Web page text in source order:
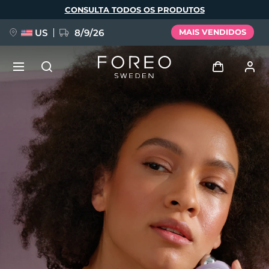
principal
CONSULTA TODOS OS PRODUTOS
US 8/9/26 MAIS VENDIDOS
Perfil de usuário
Meus aparelhos
Meus pedidos
Meus endereços
As minhas subscrições
NOVIDADE
FAQ™ Pure Beauty-Tech Elixir
BREAKING NEWS
issa™ Teeth Whitening Set
Idioma
English Deutsch
Español
Français
Italiano
Português
Polski
Svenska
Русский
Türkçe
简体中文 繁體中文